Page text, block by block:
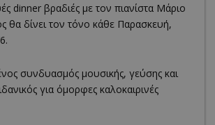
dinner βραδιές με τον πιανίστα Μάριο
θα δίνει τον τόνο κάθε Παρασκευή,
συνδυασμός μουσικής, γεύσης και
για όμορφες καλοκαιρινές